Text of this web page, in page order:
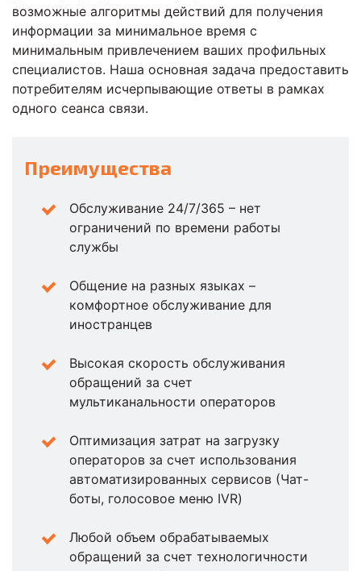
возможные алгоритмы действий для получения
информации за минимальное время с
минимальным привлечением ваших профильных
специалистов. Наша основная задача предоставить
потребителям исчерпывающие ответы в рамках
одного сеанса связи.
Преимущества
Обслуживание 24/7/365 – нет
ограничений по времени работы
службы
Общение на разных языках –
комфортное обслуживание для
иностранцев
Высокая скорость обслуживания
обращений за счет
мультиканальности операторов
Оптимизация затрат на загрузку
операторов за счет использования
автоматизированных сервисов (Чат-
боты, голосовое меню IVR)
Любой объем обрабатываемых
обращений за счет технологичности